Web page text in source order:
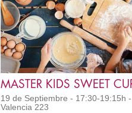
19 de Septiembre - 17:30-19:15h
Valencia 223